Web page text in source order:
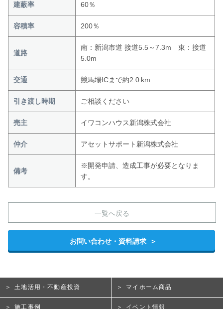
建蔽率 60％
容積率 200％
道路
南：新潟市道 接道5.5～7.3m 東：接道
5.0m
交通 競馬場ICまで約2.0 km
引き渡し時期 ご相談ください
売主 イワコンハウス新潟株式会社
仲介 アセットサポート新潟株式会社
備考
※開発申請、造成工事が必要となりま
す。
一覧へ戻る
お問い合わせ・資料請求
土地活用・不動産投資 マイホーム商品
施工事例 イベント情報